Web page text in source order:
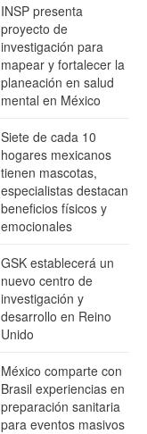
INSP presenta
proyecto de
investigación para
mapear y fortalecer la
planeación en salud
mental en México
Siete de cada 10
hogares mexicanos
tienen mascotas,
especialistas destacan
beneficios físicos y
emocionales
GSK establecerá un
nuevo centro de
investigación y
desarrollo en Reino
Unido
México comparte con
Brasil experiencias en
preparación sanitaria
para eventos masivos